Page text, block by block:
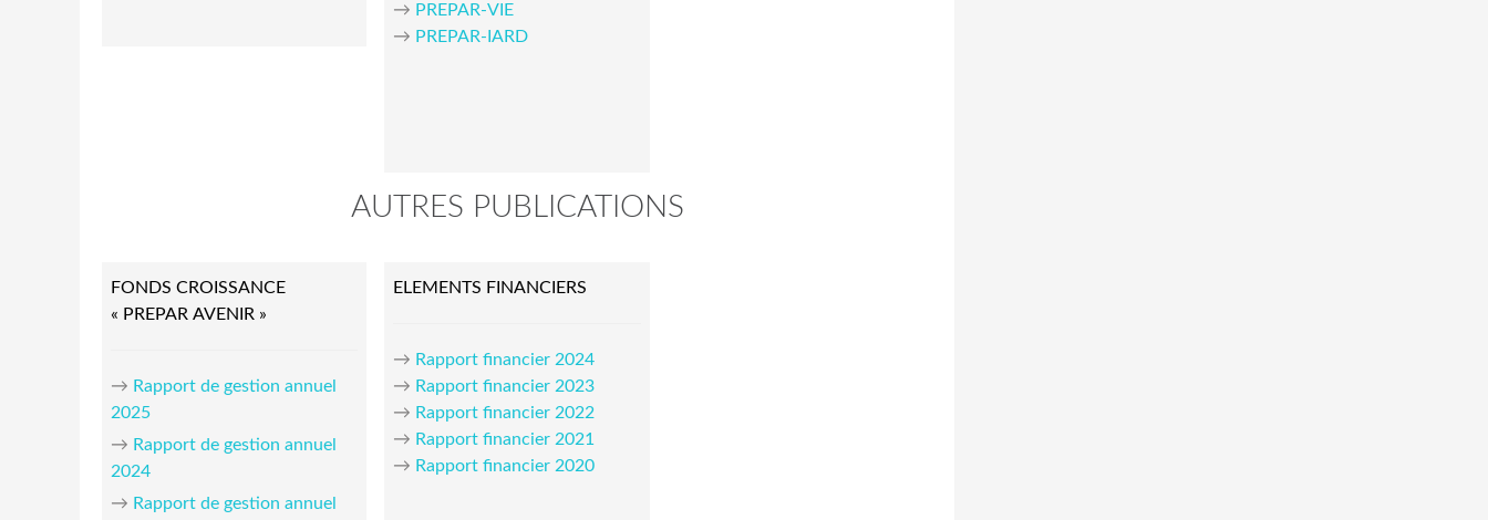
→ PREPAR-VIE
→ PREPAR-IARD
AUTRES PUBLICATIONS
FONDS CROISSANCE
« PREPAR AVENIR »
→ Rapport de gestion annuel
2025
→ Rapport de gestion annuel
2024
→ Rapport de gestion annuel
ELEMENTS FINANCIERS
→ Rapport financier 2024
→ Rapport financier 2023
→ Rapport financier 2022
→ Rapport financier 2021
→ Rapport financier 2020